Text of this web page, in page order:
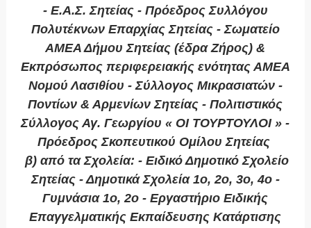
- Ε.Α.Σ. Σητείας - Πρόεδρος Συλλόγου
Πολυτέκνων Επαρχίας Σητείας - Σωματείο
ΑΜΕΑ Δήμου Σητείας (έδρα Ζήρος) &
Εκπρόσωπος περιφερειακής ενότητας ΑΜΕΑ
Νομού Λασιθίου - Σύλλογος Μικρασιατών -
Ποντίων & Αρμενίων Σητείας - Πολιτιστικός
Σύλλογος Αγ. Γεωργίου « ΟΙ ΤΟΥΡΤΟΥΛΟΙ » -
Πρόεδρος Σκοπευτικού Ομίλου Σητείας
β) από τα Σχολεία: - Ειδικό Δημοτικό Σχολείο
Σητείας - Δημοτικά Σχολεία 1ο, 2ο, 3ο, 4ο -
Γυμνάσια 1ο, 2ο - Εργαστήριο Ειδικής
Επαγγελματικής Εκπαίδευσης Κατάρτισης